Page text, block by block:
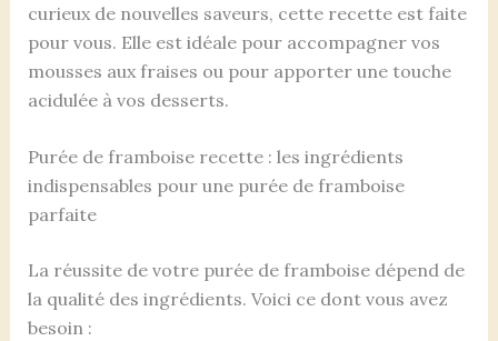
curieux de nouvelles saveurs, cette recette est faite
pour vous. Elle est idéale pour accompagner vos
mousses aux fraises ou pour apporter une touche
acidulée à vos desserts.
Purée de framboise recette : les ingrédients
indispensables pour une purée de framboise
parfaite
La réussite de votre purée de framboise dépend de
la qualité des ingrédients. Voici ce dont vous avez
besoin :